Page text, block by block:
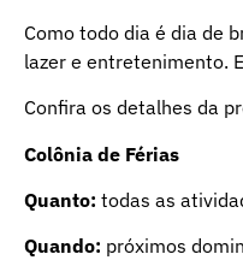
Como todo dia é dia de
lazer e entretenimento.
Confira os detalhes da
Colônia de Férias
Quanto: todas as
Quando: próximos